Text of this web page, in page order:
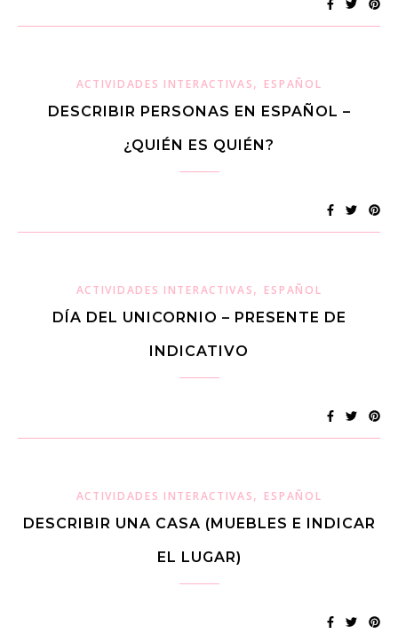
ACTIVIDADES INTERACTIVAS, ESPAÑOL
DESCRIBIR PERSONAS EN ESPAÑOL –
¿QUIÉN ES QUIÉN?
ACTIVIDADES INTERACTIVAS, ESPAÑOL
DÍA DEL UNICORNIO – PRESENTE DE
INDICATIVO
ACTIVIDADES INTERACTIVAS, ESPAÑOL
DESCRIBIR UNA CASA (MUEBLES E INDICAR
EL LUGAR)